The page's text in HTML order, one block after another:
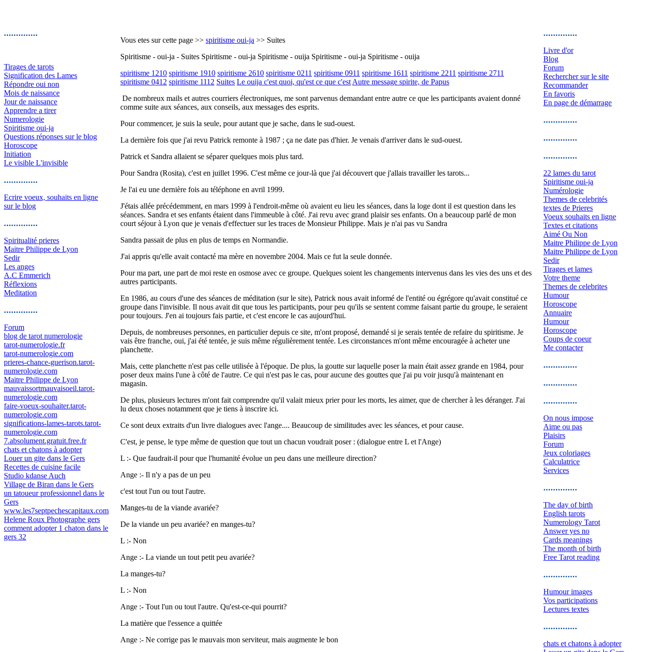
..............
Tirages de tarots
Signification des Lames
Répondre oui non
Mois de naissance
Jour de naissance
Apprendre a tirer
Numerologie
Spiritisme oui-ja
Questions réponses sur le blog
Horoscope
Initiation
Le visible L'invisible
..............
Ecrire voeux, souhaits en ligne
sur le blog
..............
Spiritualité prieres
Maitre Philippe de Lyon
Sedir
Les anges
A.C Emmerich
Réflexions
Meditation
..............
Forum
blog de tarot numerologie
tarot-numerologie.fr
tarot-numerologie.com
prieres-chance-guerison.tarot-
numerologie.com
Maitre Philippe de Lyon
mauvaissortmauvaisoeil.tarot-
numerologie.com
faire-voeux-souhaiter.tarot-
numerologie.com
significations-lames-tarots.tarot-
numerologie.com
7.absolument.gratuit.free.fr
chats et chatons à adopter
Louer un gite dans le Gers
Recettes de cuisine facile
Studio kdanse Auch
Village de Biran dans le Gers
un tatoueur professionnel dans le
Gers
www.les7septpechescapitaux.com
Helene Roux Photographe gers
comment adopter 1 chaton dans le
gers 32
Vous etes sur cette page >> spiritisme oui-ja >> Suites
Spiritisme - oui-ja - Suites Spiritisme - oui-ja Spiritisme - ouija Spiritisme - oui-ja Spiritisme - ouija
spiritisme 1210 spiritisme 1910 spiritisme 2610 spiritisme 0211 spiritisme 0911 spiritisme 1611 spiritisme 2211 spiritisme 2711
spiritisme 0412 spiritisme 1112 Suites Le ouija c'est quoi, qu'est ce que c'est Autre message spirite, de Papus
De nombreux mails et autres courriers électroniques, me sont parvenus demandant entre autre ce que les participants avaient donné
comme suite aux séances, aux conseils, aux messages des esprits.
Pour commencer, je suis la seule, pour autant que je sache, dans le sud-ouest.
La dernière fois que j'ai revu Patrick remonte à 1987 ; ça ne date pas d'hier. Je venais d'arriver dans le sud-ouest.
Patrick et Sandra allaient se séparer quelques mois plus tard.
Pour Sandra (Rosita), c'est en juillet 1996. C'est même ce jour-là que j'ai découvert que j'allais travailler les tarots...
Je l'ai eu une dernière fois au téléphone en avril 1999.
J'étais allée précédemment, en mars 1999 à l'endroit-même où avaient eu lieu les séances, dans la loge dont il est question dans les
séances. Sandra et ses enfants étaient dans l'immeuble à côté. J'ai revu avec grand plaisir ses enfants. On a beaucoup parlé de mon
court séjour à Lyon que je venais d'effectuer sur les traces de Monsieur Philippe. Mais je n'ai pas vu Sandra
Sandra passait de plus en plus de temps en Normandie.
J'ai appris qu'elle avait contacté ma mère en novembre 2004. Mais ce fut la seule donnée.
Pour ma part, une part de moi reste en osmose avec ce groupe. Quelques soient les changements intervenus dans les vies des uns et des
autres participants.
En 1986, au cours d'une des séances de méditation (sur le site), Patrick nous avait informé de l'entité ou égrégore qu'avait constitué ce
groupe dans l'invisible. Il nous avait dit que tous les participants, pour peu qu'ils se sentent comme faisant partie du groupe, le seraient
pour toujours. J'en ai toujours fais partie, et c'est encore le cas aujourd'hui.
Depuis, de nombreuses personnes, en particulier depuis ce site, m'ont proposé, demandé si je serais tentée de refaire du spiritisme. Je
vais être franche, oui, j'ai été tentée, je suis même régulièrement tentée. Les circonstances m'ont même encouragée à acheter une
planchette.
Mais, cette planchette n'est pas celle utilisée à l'époque. De plus, la goutte sur laquelle poser la main était assez grande en 1984, pour
poser deux mains l'une à côté de l'autre. Ce qui n'est pas le cas, pour aucune des gouttes que j'ai pu voir jusqu'à maintenant en
magasin.
De plus, plusieurs lectures m'ont fait comprendre qu'il valait mieux prier pour les morts, les aimer, que de chercher à les déranger. J'ai
lu deux choses notamment que je tiens à inscrire ici.
Ce sont deux extraits d'un livre dialogues avec l'ange.... Beaucoup de similitudes avec les séances, et pour cause.
C'est, je pense, le type même de question que tout un chacun voudrait poser : (dialogue entre L et l'Ange)
L :- Que faudrait-il pour que l'humanité évolue un peu dans une meilleure direction?
Ange :- Il n'y a pas de un peu
c'est tout l'un ou tout l'autre.
Manges-tu de la viande avariée?
De la viande un peu avariée? en manges-tu?
L :- Non
Ange :- La viande un tout petit peu avariée?
La manges-tu?
L :- Non
Ange :- Tout l'un ou tout l'autre. Qu'est-ce-qui pourrit?
La matière que l'essence a quittée
Ange :- Ne corrige pas le mauvais mon serviteur, mais augmente le bon
..............
Livre d'or
Blog
Forum
Rechercher sur le site
Recommander
En favoris
En page de démarrage
..............
..............
..............
22 lames du tarot
Spiritisme oui-ja
Numérologie
Themes de celebrités
textes de Prieres
Voeux souhaits en ligne
Textes et citations
Aimé Ou Non
Maitre Philippe de Lyon
Maitre Philippe de Lyon
Sedir
Tirages et lames
Votre theme
Themes de celebrites
Humour
Horoscope
Annuaire
Humour
Horoscope
Coups de coeur
Me contacter
..............
..............
..............
On nous impose
Aime ou pas
Plaisirs
Forum
Jeux coloriages
Calculatrice
Services
..............
The day of birth
English tarots
Numerology Tarot
Answer yes no
Cards meanings
The month of birth
Free Tarot reading
..............
Humour images
Vos participations
Lectures textes
..............
chats et chatons à adopter